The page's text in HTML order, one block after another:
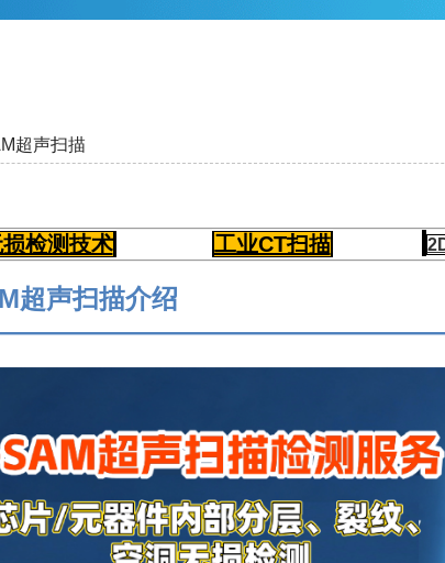
超声扫描
检测技术 工业CT扫描
超声扫描介绍